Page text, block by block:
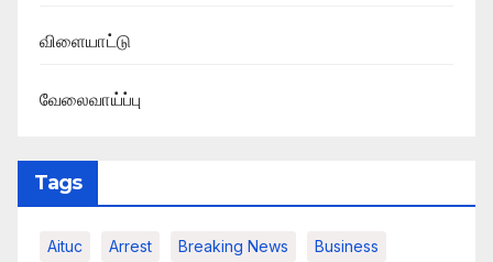
விளையாட்டு
வேலைவாய்ப்பு
Tags
Aituc Arrest Breaking News​ Business